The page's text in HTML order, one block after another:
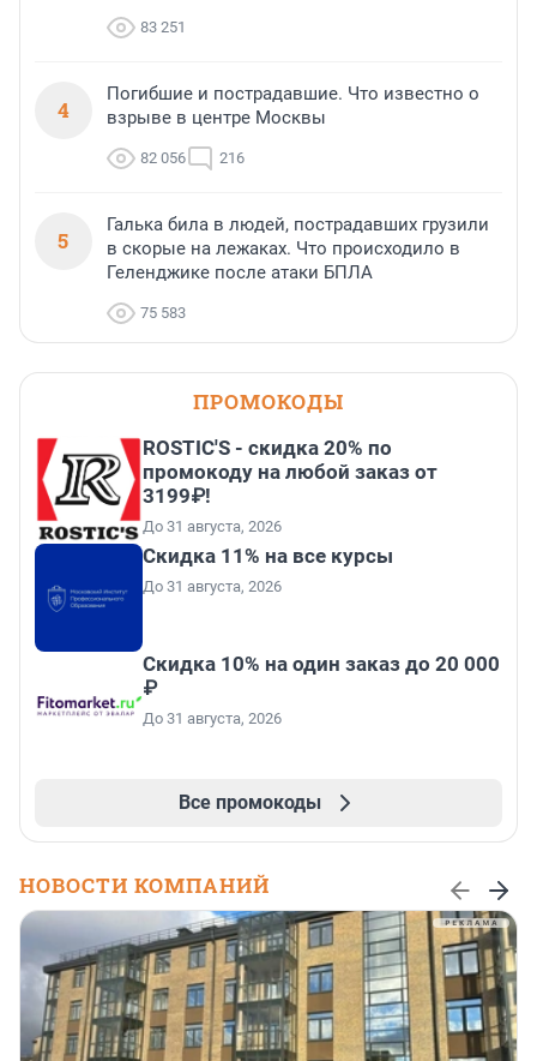
83 251
4
Погибшие и пострадавшие. Что известно о
взрыве в центре Москвы
82 056 216
5
Галька била в людей, пострадавших грузили
в скорые на лежаках. Что происходило в
Геленджике после атаки БПЛА
75 583
ПРОМОКОДЫ
ROSTIC'S - скидка 20% по
промокоду на любой заказ от
3199₽!
До 31 августа, 2026
Скидка 11% на все курсы
До 31 августа, 2026
Скидка 10% на один заказ до 20 000
₽
До 31 августа, 2026
Все промокоды
НОВОСТИ КОМПАНИЙ